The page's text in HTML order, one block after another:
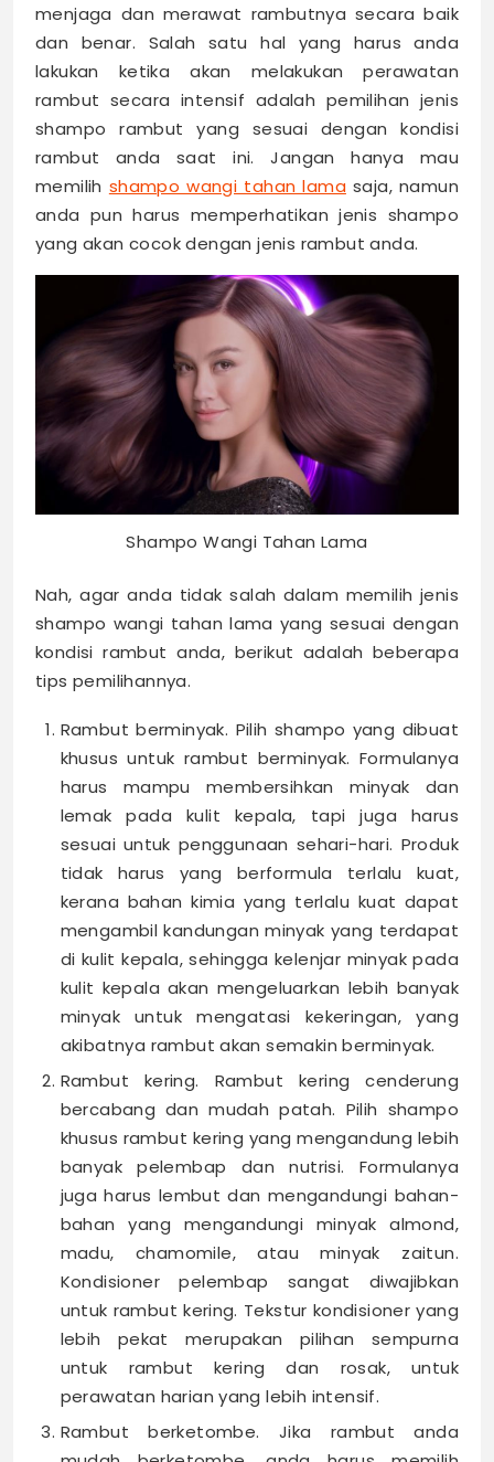
menjaga dan merawat rambutnya secara baik
dan benar. Salah satu hal yang harus anda
lakukan ketika akan melakukan perawatan
rambut secara intensif adalah pemilihan jenis
shampo rambut yang sesuai dengan kondisi
rambut anda saat ini. Jangan hanya mau
memilih shampo wangi tahan lamasaja, namun
anda pun harus memperhatikan jenis shampo
yang akan cocok dengan jenis rambut anda.
Shampo Wangi Tahan Lama
Nah, agar anda tidak salah dalam memilih jenis
shampo wangi tahan lama yang sesuai dengan
kondisi rambut anda, berikut adalah beberapa
tips pemilihannya.
Rambut berminyak. Pilih shampo yang dibuat
khusus untuk rambut berminyak. Formulanya
harus mampu membersihkan minyak dan
lemak pada kulit kepala, tapi juga harus
sesuai untuk penggunaan sehari-hari. Produk
tidak harus yang berformula terlalu kuat,
kerana bahan kimia yang terlalu kuat dapat
mengambil kandungan minyak yang terdapat
di kulit kepala, sehingga kelenjar minyak pada
kulit kepala akan mengeluarkan lebih banyak
minyak untuk mengatasi kekeringan, yang
akibatnya rambut akan semakin berminyak.
Rambut kering. Rambut kering cenderung
bercabang dan mudah patah. Pilih shampo
khusus rambut kering yang mengandung lebih
banyak pelembap dan nutrisi. Formulanya
juga harus lembut dan mengandungi bahan-
bahan yang mengandungi minyak almond,
madu, chamomile, atau minyak zaitun.
Kondisioner pelembap sangat diwajibkan
untuk rambut kering. Tekstur kondisioner yang
lebih pekat merupakan pilihan sempurna
untuk rambut kering dan rosak, untuk
perawatan harian yang lebih intensif.
Rambut berketombe. Jika rambut anda